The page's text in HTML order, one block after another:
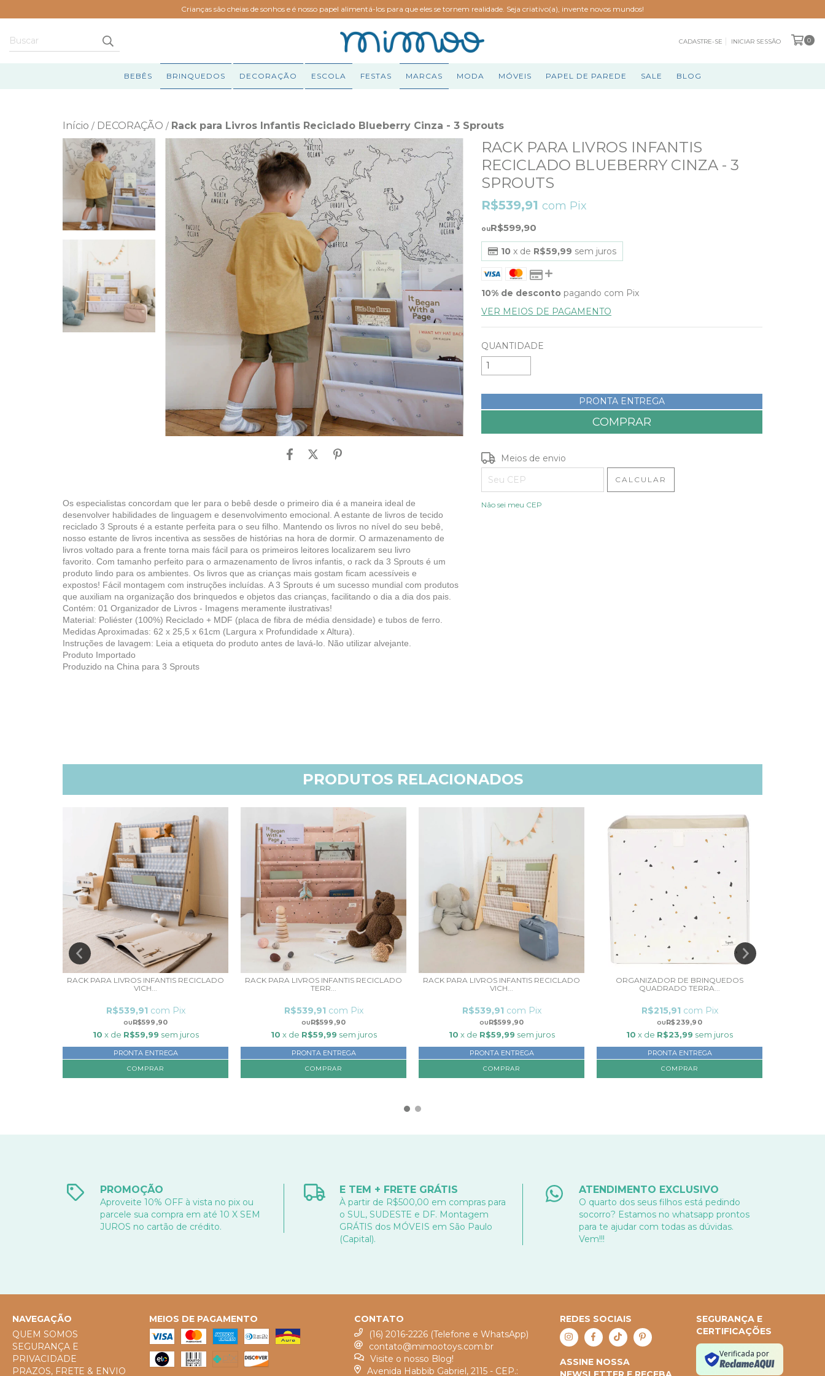
Crianças são cheias de sonhos e é nosso papel alimentá-los para que eles se tornem realidade. Seja criativo(a), invente novos mundos!
CADASTRE-SE INICIAR SESSÃO 0
BEBÊS BRINQUEDOS DECORAÇÃO ESCOLA FESTAS MARCAS MODA MÓVEIS PAPEL DE PAREDE SALE BLOG
Início / DECORAÇÃO / Rack para Livros Infantis Reciclado Blueberry Cinza - 3 Sprouts
Os especialistas concordam que ler para o bebê desde o primeiro dia é a maneira ideal de
desenvolver habilidades de linguagem e desenvolvimento emocional. A estante de livros de tecido
reciclado 3 Sprouts é a estante perfeita para o seu filho. Mantendo os livros no nível do seu bebê,
nosso estante de livros incentiva as sessões de histórias na hora de dormir. O armazenamento de
livros voltado para a frente torna mais fácil para os primeiros leitores localizarem seu livro
favorito. Com tamanho perfeito para o armazenamento de livros infantis, o rack da 3 Sprouts é um
produto lindo para os ambientes. Os livros que as crianças mais gostam ficam acessíveis e
expostos! Fácil montagem com instruções incluídas. A 3 Sprouts é um sucesso mundial com produtos
que auxiliam na organização dos brinquedos e objetos das crianças, facilitando o dia a dia dos pais.
Contém: 01 Organizador de Livros - Imagens meramente ilustrativas!
Material: Poliéster (100%) Reciclado + MDF (placa de fibra de média densidade) e tubos de ferro.
Medidas Aproximadas: 62 x 25,5 x 61cm (Largura x Profundidade x Altura).
Instruções de lavagem: Leia a etiqueta do produto antes de lavá-lo. Não utilizar alvejante.
Produto Importado
Produzido na China para 3 Sprouts
RACK PARA LIVROS INFANTIS
RECICLADO BLUEBERRY CINZA - 3
SPROUTS
R$599,90
R$539,91 com Pix
10 x de R$59,99 sem juros
10% de desconto pagando com Pix
VER MEIOS DE PAGAMENTO
QUANTIDADE
PRONTA ENTREGA
Entregas para o CEP:
Meios de envio
CALCULAR
Não sei meu CEP
PRODUTOS RELACIONADOS
RACK PARA LIVROS INFANTIS RECICLADO
VICH...
R$599,90
R$539,91 com Pix
10 x de R$59,99 sem juros
PRONTA ENTREGA
RACK PARA LIVROS INFANTIS RECICLADO
TERR...
R$599,90
R$539,91 com Pix
10 x de R$59,99 sem juros
PRONTA ENTREGA
RACK PARA LIVROS INFANTIS RECICLADO
VICH...
R$599,90
R$539,91 com Pix
10 x de R$59,99 sem juros
PRONTA ENTREGA
ORGANIZADOR DE BRINQUEDOS
QUADRADO TERRA...
R$239,90
R$215,91 com Pix
10 x de R$23,99 sem juros
PRONTA ENTREGA
PROMOÇÃO
Aproveite 10% OFF à vista no pix ou
parcele sua compra em até 10 X SEM
JUROS no cartão de crédito.
E TEM + FRETE GRÁTIS
À partir de R$500,00 em compras para
o SUL, SUDESTE e DF. Montagem
GRÁTIS dos MÓVEIS em São Paulo
(Capital).
ATENDIMENTO EXCLUSIVO
O quarto dos seus filhos está pedindo
socorro? Estamos no whatsapp prontos
para te ajudar com todas as dúvidas.
Vem!!!
NAVEGAÇÃO
QUEM SOMOS
SEGURANÇA E
PRIVACIDADE
PRAZOS, FRETE & ENVIO
MEIOS DE PAGAMENTO
CONTATO
(16) 2016-2226 (Telefone e WhatsApp)
contato@mimootoys.com.br
Visite o nosso Blog!
Avenida Habbib Gabriel, 2115 - CEP.:
REDES SOCIAIS
ASSINE NOSSA
SEGURANÇA E
CERTIFICAÇÕES
Verificada por